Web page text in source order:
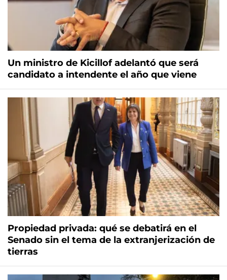
Un ministro de Kicillof adelantó que será
candidato a intendente el año que viene
Propiedad privada: qué se debatirá en el
Senado sin el tema de la extranjerización de
tierras